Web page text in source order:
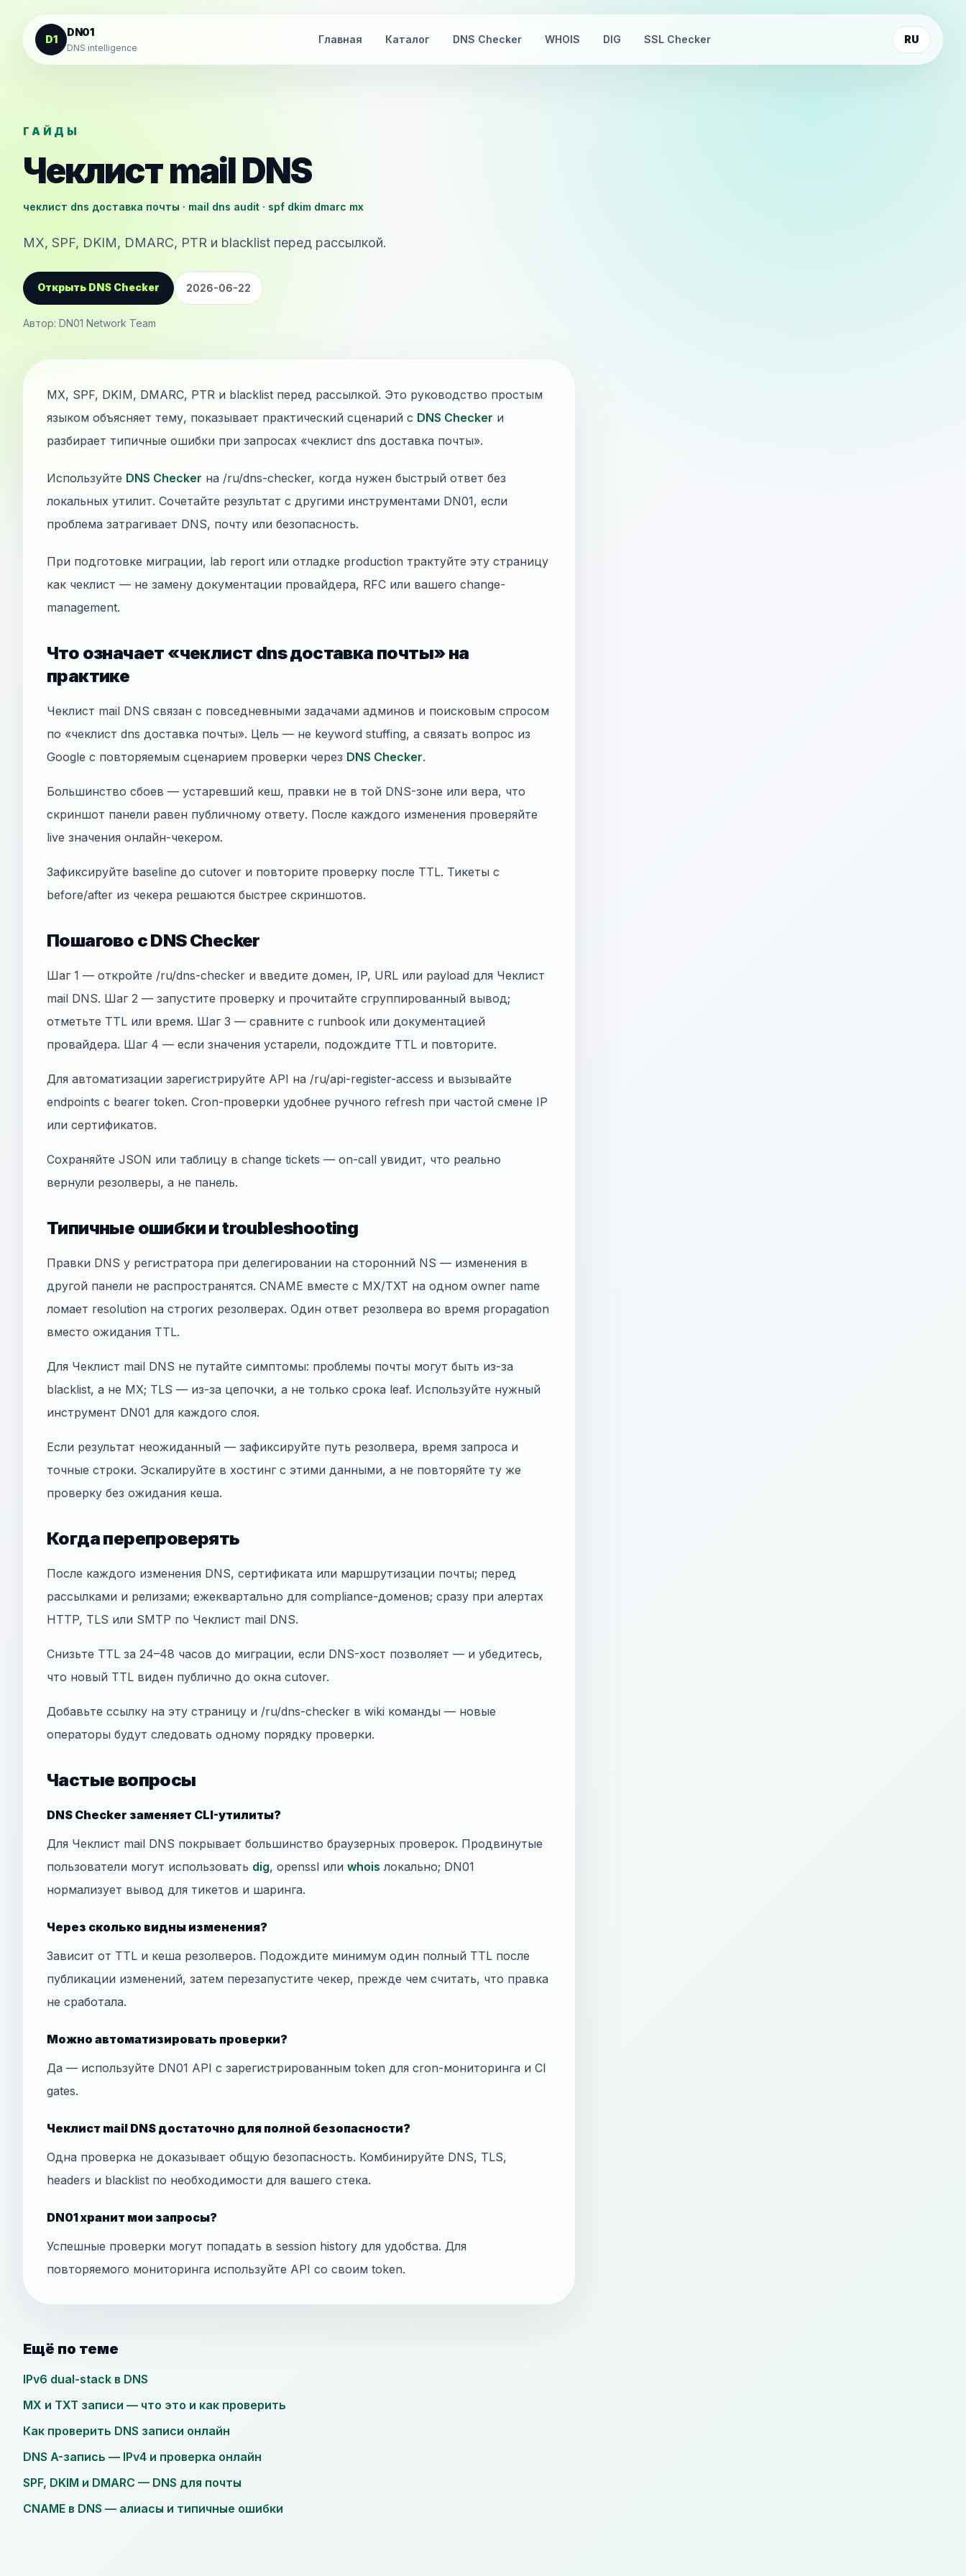
К содержанию
D1
DN01
DNS intelligence
Главная Каталог DNS Checker WHOIS DIG SSL Checker RU
ГАЙДЫ
Чеклист mail DNS
чеклист dns доставка почты · mail dns audit · spf dkim dmarc mx
MX, SPF, DKIM, DMARC, PTR и blacklist перед рассылкой.
Открыть DNS Checker 2026-06-22
Автор: DN01 Network Team
MX, SPF, DKIM, DMARC, PTR и blacklist перед рассылкой. Это руководство простым
языком объясняет тему, показывает практический сценарий с DNS Checker и
разбирает типичные ошибки при запросах «чеклист dns доставка почты».
Используйте DNS Checker на /ru/dns-checker, когда нужен быстрый ответ без
локальных утилит. Сочетайте результат с другими инструментами DN01, если
проблема затрагивает DNS, почту или безопасность.
При подготовке миграции, lab report или отладке production трактуйте эту страницу
как чеклист — не замену документации провайдера, RFC или вашего change-
management.
Что означает «чеклист dns доставка почты» на
практике
Чеклист mail DNS связан с повседневными задачами админов и поисковым спросом
по «чеклист dns доставка почты». Цель — не keyword stuffing, а связать вопрос из
Google с повторяемым сценарием проверки через DNS Checker.
Большинство сбоев — устаревший кеш, правки не в той DNS-зоне или вера, что
скриншот панели равен публичному ответу. После каждого изменения проверяйте
live значения онлайн-чекером.
Зафиксируйте baseline до cutover и повторите проверку после TTL. Тикеты с
before/after из чекера решаются быстрее скриншотов.
Пошагово с DNS Checker
Шаг 1 — откройте /ru/dns-checker и введите домен, IP, URL или payload для Чеклист
mail DNS. Шаг 2 — запустите проверку и прочитайте сгруппированный вывод;
отметьте TTL или время. Шаг 3 — сравните с runbook или документацией
провайдера. Шаг 4 — если значения устарели, подождите TTL и повторите.
Для автоматизации зарегистрируйте API на /ru/api-register-access и вызывайте
endpoints с bearer token. Cron-проверки удобнее ручного refresh при частой смене IP
или сертификатов.
Сохраняйте JSON или таблицу в change tickets — on-call увидит, что реально
вернули резолверы, а не панель.
Типичные ошибки и troubleshooting
Правки DNS у регистратора при делегировании на сторонний NS — изменения в
другой панели не распространятся. CNAME вместе с MX/TXT на одном owner name
ломает resolution на строгих резолверах. Один ответ резолвера во время propagation
вместо ожидания TTL.
Для Чеклист mail DNS не путайте симптомы: проблемы почты могут быть из-за
blacklist, а не MX; TLS — из-за цепочки, а не только срока leaf. Используйте нужный
инструмент DN01 для каждого слоя.
Если результат неожиданный — зафиксируйте путь резолвера, время запроса и
точные строки. Эскалируйте в хостинг с этими данными, а не повторяйте ту же
проверку без ожидания кеша.
Когда перепроверять
После каждого изменения DNS, сертификата или маршрутизации почты; перед
рассылками и релизами; ежеквартально для compliance-доменов; сразу при алертах
HTTP, TLS или SMTP по Чеклист mail DNS.
Снизьте TTL за 24–48 часов до миграции, если DNS-хост позволяет — и убедитесь,
что новый TTL виден публично до окна cutover.
Добавьте ссылку на эту страницу и /ru/dns-checker в wiki команды — новые
операторы будут следовать одному порядку проверки.
Частые вопросы
DNS Checker заменяет CLI-утилиты?
Для Чеклист mail DNS покрывает большинство браузерных проверок. Продвинутые
пользователи могут использовать dig, openssl или whois локально; DN01
нормализует вывод для тикетов и шаринга.
Через сколько видны изменения?
Зависит от TTL и кеша резолверов. Подождите минимум один полный TTL после
публикации изменений, затем перезапустите чекер, прежде чем считать, что правка
не сработала.
Можно автоматизировать проверки?
Да — используйте DN01 API с зарегистрированным token для cron-мониторинга и CI
gates.
Чеклист mail DNS достаточно для полной безопасности?
Одна проверка не доказывает общую безопасность. Комбинируйте DNS, TLS,
headers и blacklist по необходимости для вашего стека.
DN01 хранит мои запросы?
Успешные проверки могут попадать в session history для удобства. Для
повторяемого мониторинга используйте API со своим token.
Ещё по теме
IPv6 dual-stack в DNS
MX и TXT записи — что это и как проверить
Как проверить DNS записи онлайн
DNS A-запись — IPv4 и проверка онлайн
SPF, DKIM и DMARC — DNS для почты
CNAME в DNS — алиасы и типичные ошибки